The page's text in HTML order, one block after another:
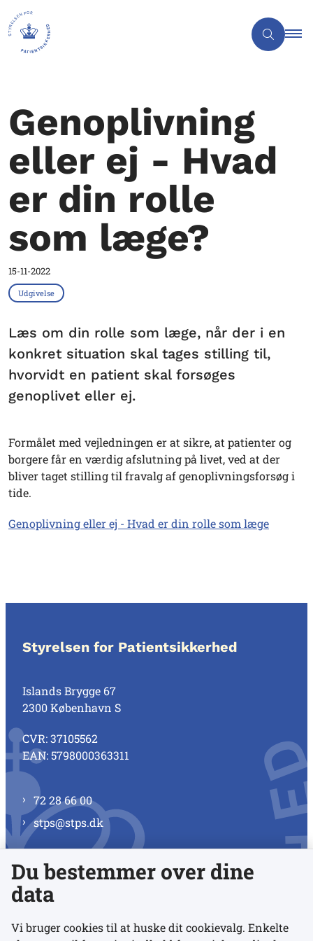
Genoplivning
eller ej - Hvad
er din rolle
som læge?
15-11-2022
Udgivelse
Læs om din rolle som læge, når der i en
konkret situation skal tages stilling til,
hvorvidt en patient skal forsøges
genoplivet eller ej.
Formålet med vejledningen er at sikre, at patienter og
borgere får en værdig afslutning på livet, ved at der
bliver taget stilling til fravalg af genoplivningsforsøg i
tide.
Genoplivning eller ej - Hvad er din rolle som læge
Styrelsen for Patientsikkerhed
Islands Brygge 67
2300 København S
CVR: 37105562
EAN: 5798000363311
72 28 66 00
stps@stps.dk
Se alle kontaktnumre
Du bestemmer over dine
data
Vi bruger cookies til at huske dit cookievalg. Enkelte